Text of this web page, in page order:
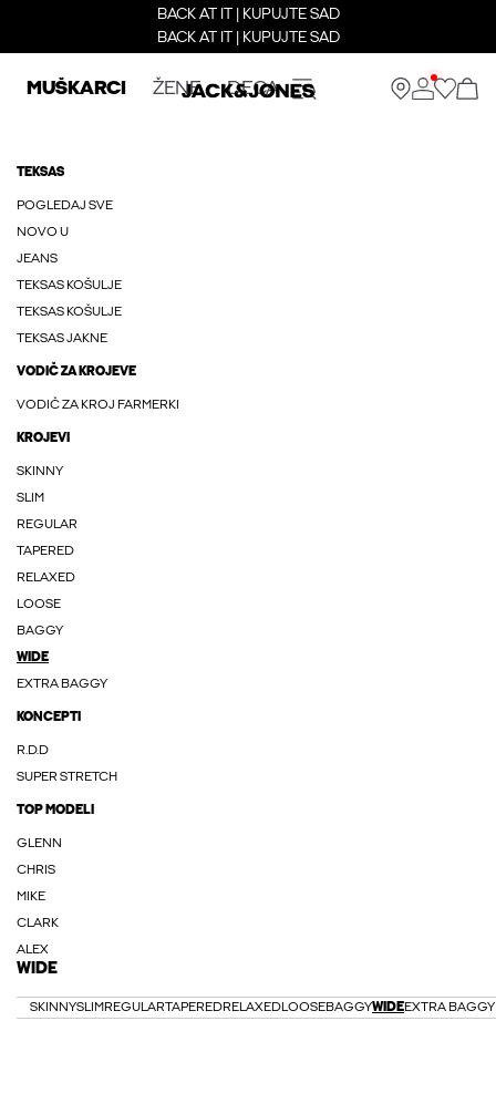
BACK AT IT | KUPUJTE SAD
BACK AT IT | KUPUJTE SAD
MUŠKARCI ŽENE DECA
TEKSAS
POGLEDAJ SVE
NOVO U
JEANS
TEKSAS KOŠULJE
TEKSAS KOŠULJE
TEKSAS JAKNE
VODIČ ZA KROJEVE
VODIČ ZA KROJ FARMERKI
KROJEVI
SKINNY
SLIM
REGULAR
TAPERED
RELAXED
LOOSE
BAGGY
WIDE
EXTRA BAGGY
KONCEPTI
R.D.D
SUPER STRETCH
TOP MODELI
GLENN
CHRIS
MIKE
CLARK
ALEX
WIDE
SKINNYSLIM REGULARTAPEREDRELAXEDLOOSEBAGGYWIDEEXTRA BAGGY